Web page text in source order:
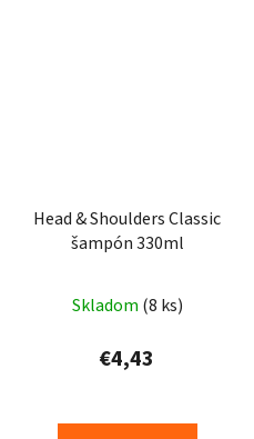
Head & Shoulders Classic
šampón 330ml
Skladom (8 ks)
€4,43